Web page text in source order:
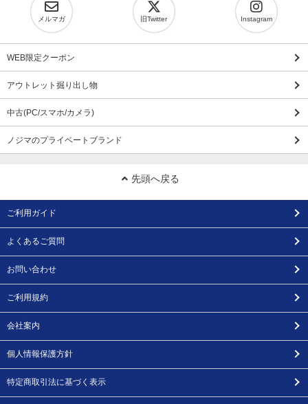
メルマガ 旧Twitter Instagram
WEB限定クーポン
アウトレット掘り出し物
中古(PC/スマホ/カメラ)
ノジマのプライベートブランド
先頭へ戻る
ご利用ガイド
よくあるご質問
お問い合わせ
ご利用規約
会社案内
個人情報保護方針
特定商取引法に基づく表示